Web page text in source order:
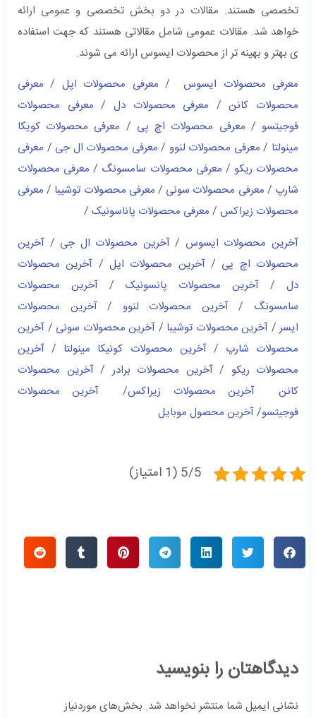
تخصصی هستند. مقالات در دو بخش تخصصی و عمومی ارائه
خواهد شد. مقالات عمومی شامل مقالاتی هستند که جهت استفاده
ی بهتر و بهینه تر از محصولات ایسوس ارائه می شوند.
معرفی محصولات ایسوس / معرفی محصولات اپل / معرفی
محصولات کانن/ معرفی محصولات دل / معرفی محصولات
فوجیتسو/ معرفی محصولات اچ پی / معرفی محصولات کویکا
مینولتا / معرفی محصولات لنوو / معرفی محصولات ال جی / معرفی
محصولات ریکو / معرفی محصولات سامسونگ / معرفی محصولات
شارپ / معرفی محصولات سونی / معرفی محصولات توشیبا / معرفی
محصولات زیراکس / معرفی محصولات پاناسونیک /
آخرین محصولات ایسوس /آخرین محصولات ال جی / آخرین
محصولات اچ پی /آخرین محصولات اپل/ آخرین محصولات
دل / آخرین محصولات پانسونیک / آخرین محصولات
سامسونگ /آخرین محصولات لنوو /آخرین محصولات
ایسر / آخرین محصولات توشیبا / آخرین محصولات سونی / آخرین
محصولات شارپ /آخرین محصولات کونیکا مینولتا / آخرین
محصولات ریکو /آخرین محصولات برادر /آخرین محصولات
کانن
آخرین محصولات زیراکس/ آخرین محصولات
فوجیتسو/آخرین محصول موبایل
5/5 (1 امتیاز)
دیدگاهتان را بنویسید
نشانی ایمیل شما منتشر نخواهد شد. بخش‌های موردنیاز